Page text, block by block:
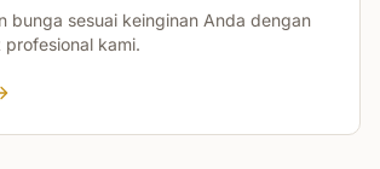
bunga sesuai keinginan Anda dengan
kami.